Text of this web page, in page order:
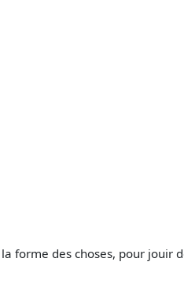
forme des choses, pour